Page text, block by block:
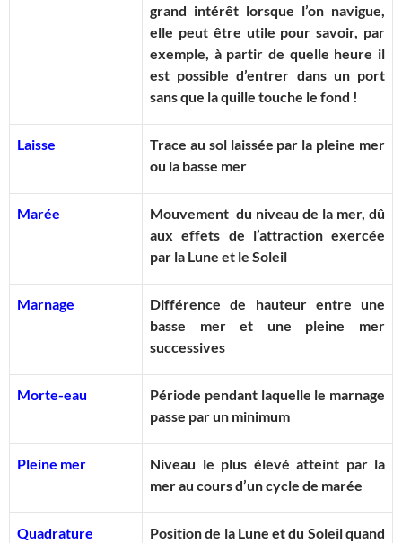
grand intérêt lorsque l’on navigue,
elle peut être utile pour savoir, par
exemple, à partir de quelle heure il
est possible d’entrer dans un port
sans que la quille touche le fond !
Laisse
Trace au sol laissée par la pleine mer
ou la basse mer
Marée
Mouvement du niveau de la mer, dû
aux effets de l’attraction exercée
par la Lune et le Soleil
Marnage
Différence de hauteur entre une
basse mer et une pleine mer
successives
Morte-eau
Période pendant laquelle le marnage
passe par un minimum
Pleine mer
Niveau le plus élevé atteint par la
mer au cours d’un cycle de marée
Quadrature
Position de la Lune et du Soleil quand